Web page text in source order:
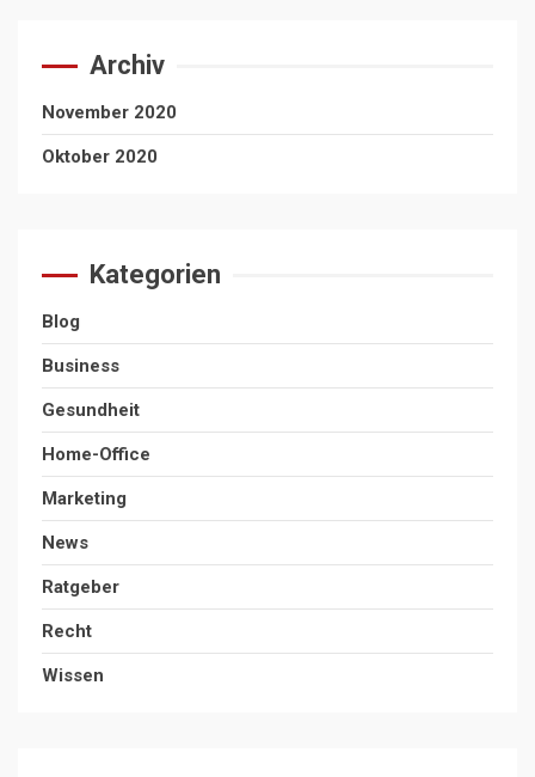
Archiv
November 2020
Oktober 2020
Kategorien
Blog
Business
Gesundheit
Home-Office
Marketing
News
Ratgeber
Recht
Wissen